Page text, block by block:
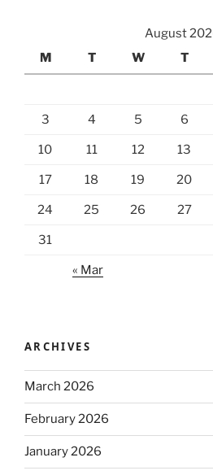
August
M
T W T
3 4 5 6
10 11 12 13
17 18 19 20
24 25 26 27
31
« Mar
ARCHIVES
March 2026
February 2026
January 2026